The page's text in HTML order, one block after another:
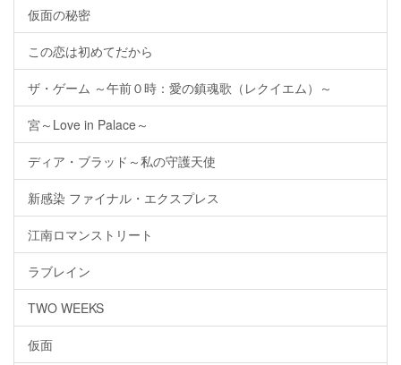
仮面の秘密
この恋は初めてだから
ザ・ゲーム ～午前０時：愛の鎮魂歌（レクイエム）～
宮～Love in Palace～
ディア・ブラッド～私の守護天使
新感染 ファイナル・エクスプレス
江南ロマンストリート
ラブレイン
TWO WEEKS
仮面